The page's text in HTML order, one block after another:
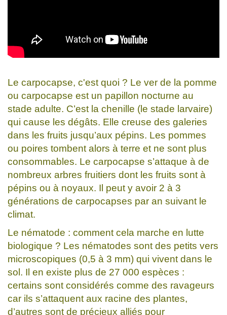
Le carpocapse, c'est quoi ? Le ver de la pomme
ou carpocapse est un papillon nocturne au
stade adulte. C’est la chenille (le stade larvaire)
qui cause les dégâts. Elle creuse des galeries
dans les fruits jusqu’aux pépins. Les pommes
ou poires tombent alors à terre et ne sont plus
consommables. Le carpocapse s’attaque à de
nombreux arbres fruitiers dont les fruits sont à
pépins ou à noyaux. Il peut y avoir 2 à 3
générations de carpocapses par an suivant le
climat.
Le nématode : comment cela marche en lutte
biologique ? Les nématodes sont des petits vers
microscopiques (0,5 à 3 mm) qui vivent dans le
sol. Il en existe plus de 27 000 espèces :
certains sont considérés comme des ravageurs
car ils s’attaquent aux racine des plantes,
d’autres sont de précieux alliés pour